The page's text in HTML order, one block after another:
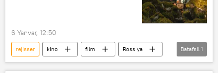
6 Yanvar, 12:50
rejisser kino film
Rossiya
kinoproduser
Batafsil 1